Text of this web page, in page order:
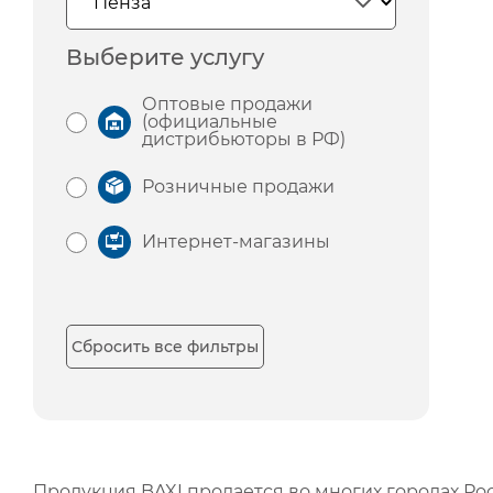
Выберите услугу
Оптовые продажи
(официальные
дистрибьюторы в РФ)
Розничные продажи
Интернет-магазины
Сбросить все фильтры